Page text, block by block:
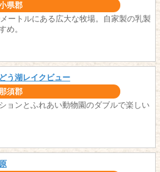
県郡
ートルにある広大な牧場。自家製の乳製
め。
う湖レイクビュー
須郡
ョンとふれあい動物園のダブルで楽しい